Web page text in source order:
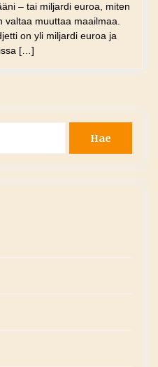
– tai miljardi euroa, miten
muuttaa maailmaa.
on yli miljardi euroa ja
[…]